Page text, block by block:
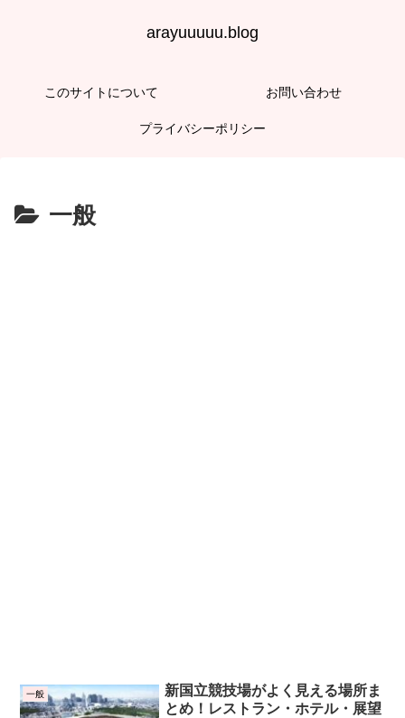
arayuuuuu.blog
このサイトについて お問い合わせ
プライバシーポリシー
一般
一般
新国立競技場がよく見える場所ま
とめ！レストラン・ホテル・展望